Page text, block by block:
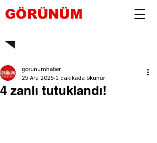
GÖRÜNÜM
4 zanlı tutuklandı!
gorunumhaber
25 Ara 2025 1 dakikada okunur